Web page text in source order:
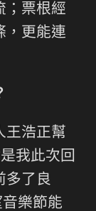
；票根經
，更能連
王浩正幫
我此次回
多了良
樂節能